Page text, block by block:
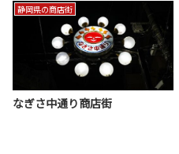
静岡県の商店街
なぎさ中通り商店街